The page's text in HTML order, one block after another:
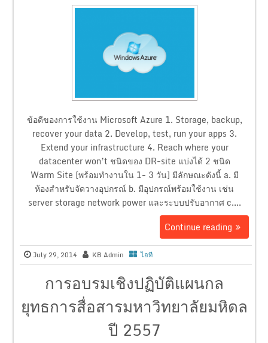
ข้อดีของการใช้งาน Microsoft Azure 1. Storage, backup,
recover your data 2. Develop, test, run your apps 3.
Extend your infrastructure 4. Reach where your
datacenter won’t ชนิดของ DR-site แบ่งได้ 2 ชนิด
Warm Site [พร้อมทำงานใน 1- 3 วัน] มีลักษณะดังนี้ a. มี
ห้องสำหรับจัดวางอุปกรณ์ b. มีอุปกรณ์พร้อมใช้งาน เช่น
server storage network power และระบบปรับอากาศ c....
Continue reading
July 29, 2014 KB Admin ไอที
การอบรมเชิงปฏิบัติแผนกล
ยุทธการสื่อสารมหาวิทยาลัยมหิดล
ปี 2557